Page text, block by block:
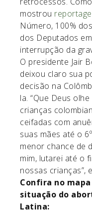
mostrou
Número, 100%
dos Deputados
interrupção da
O presidente Jair
deixou claro sua
decisão na
la. “Que Deus
crianças
ceifadas com
suas mães até o
menor chance de
mim, lutarei até o
nossas crianças”,
Confira no
situação do
Latina: